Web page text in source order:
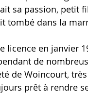
sa passion, petit
tombé dans la
licence en janvier
de
de Woincourt,
prêt à rendre